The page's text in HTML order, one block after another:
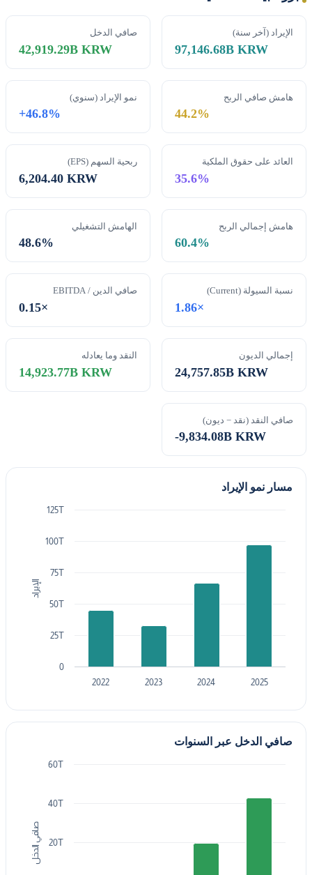
الإيراد (آخر سنة)
97,146.68B KRW
صافي الدخل
42,919.29B KRW
هامش صافي الربح
44.2%
نمو الإيراد (سنوي)
+46.8%
العائد على حقوق الملكية
35.6%
ربحية السهم (EPS)
6,204.40 KRW
هامش إجمالي الربح
60.4%
الهامش التشغيلي
48.6%
نسبة السيولة (Current)
1.86×
صافي الدين / EBITDA
0.15×
إجمالي الديون
24,757.85B KRW
النقد وما يعادله
14,923.77B KRW
صافي النقد (نقد − ديون)
-9,834.08B KRW
مسار نمو الإيراد
الإيراد
2022 2023 2024 2025
0
25T
50T
75T
100T
125T
صافي الدخل عبر السنوات
صافي الدخل 20T
40T
60T